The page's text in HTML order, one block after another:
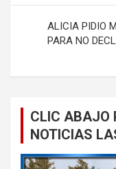
ALICIA PIDIO
PARA NO
CLIC ABAJO
NOTICIAS